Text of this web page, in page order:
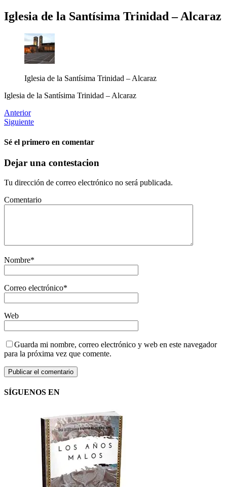
Iglesia de la Santísima Trinidad – Alcaraz
Iglesia de la Santísima Trinidad – Alcaraz
Iglesia de la Santísima Trinidad – Alcaraz
Anterior
Siguiente
Sé el primero en comentar
Dejar una contestacion
Tu dirección de correo electrónico no será publicada.
Comentario
Nombre*
Correo electrónico*
Web
Guarda mi nombre, correo electrónico y web en este navegador
para la próxima vez que comente.
SÍGUENOS EN